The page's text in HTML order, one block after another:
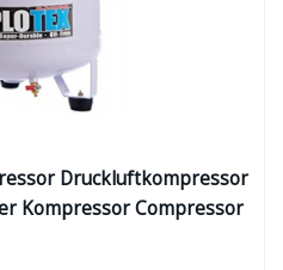
Druckluftkompressor
Kompressor Compressor